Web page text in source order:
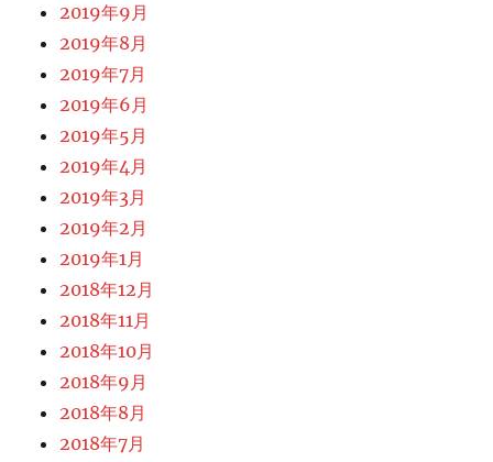
2019年9月
2019年8月
2019年7月
2019年6月
2019年5月
2019年4月
2019年3月
2019年2月
2019年1月
2018年12月
2018年11月
2018年10月
2018年9月
2018年8月
2018年7月